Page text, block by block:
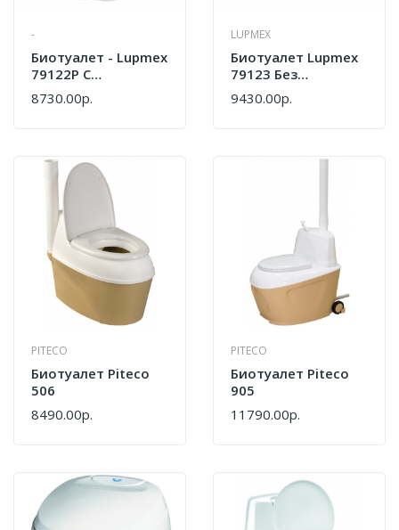
-
Биотуалет - Lupmex
79122P С
Индикатором, С
Пробниками Гранул
8730.00р.
LUPMEX
Биотуалет Lupmex
79123 Без
Индикатора
9430.00р.
PITECO
Биотуалет Piteco
506
8490.00р.
PITECO
Биотуалет Piteco
905
11790.00р.